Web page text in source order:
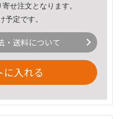
せ注文となります。
予定です。
・送料について
に入れる